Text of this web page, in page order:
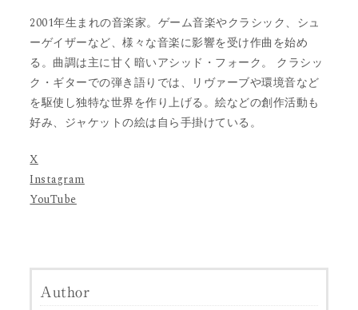
2001年生まれの音楽家。ゲーム音楽やクラシック、シュ
ーゲイザーなど、様々な音楽に影響を受け作曲を始め
る。曲調は主に甘く暗いアシッド・フォーク。 クラシッ
ク・ギターでの弾き語りでは、リヴァーブや環境音など
を駆使し独特な世界を作り上げる。絵などの創作活動も
好み、ジャケットの絵は自ら手掛けている。
X
Instagram
YouTube
Author